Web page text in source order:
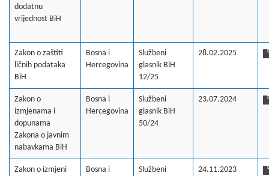
dodatnu
vrijednost BiH
Zakon o zaštiti
ličnih podataka
BiH
Bosna i
Hercegovina
Službeni
glasnik BiH
12/25
28.02.2025
Zakon o
izmjenama i
dopunama
Zakona o javnim
nabavkama BiH
Bosna i
Hercegovina
Službeni
glasnik BiH
50/24
23.07.2024
Zakon o izmjeni
Bosna i
Službeni
24.11.2023